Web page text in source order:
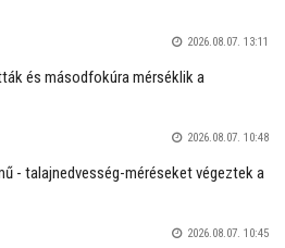
2026.08.07. 13:11
és másodfokúra mérséklik a
2026.08.07. 10:48
- talajnedvesség-méréseket végeztek a
2026.08.07. 10:45